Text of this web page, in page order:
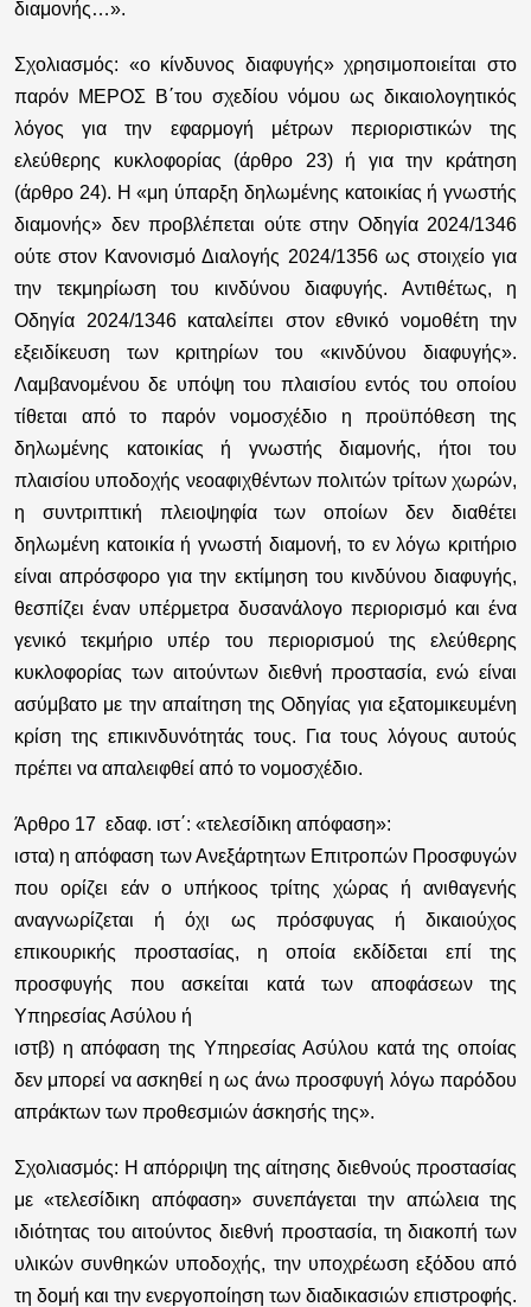
διαμονής…».
Σχολιασμός: «ο κίνδυνος διαφυγής» χρησιμοποιείται στο
παρόν ΜΕΡΟΣ Β΄του σχεδίου νόμου ως δικαιολογητικός
λόγος για την εφαρμογή μέτρων περιοριστικών της
ελεύθερης κυκλοφορίας (άρθρο 23) ή για την κράτηση
(άρθρο 24). Η «μη ύπαρξη δηλωμένης κατοικίας ή γνωστής
διαμονής» δεν προβλέπεται ούτε στην Οδηγία 2024/1346
ούτε στον Κανονισμό Διαλογής 2024/1356 ως στοιχείο για
την τεκμηρίωση του κινδύνου διαφυγής. Αντιθέτως, η
Οδηγία 2024/1346 καταλείπει στον εθνικό νομοθέτη την
εξειδίκευση των κριτηρίων του «κινδύνου διαφυγής».
Λαμβανομένου δε υπόψη του πλαισίου εντός του οποίου
τίθεται από το παρόν νομοσχέδιο η προϋπόθεση της
δηλωμένης κατοικίας ή γνωστής διαμονής, ήτοι του
πλαισίου υποδοχής νεοαφιχθέντων πολιτών τρίτων χωρών,
η συντριπτική πλειοψηφία των οποίων δεν διαθέτει
δηλωμένη κατοικία ή γνωστή διαμονή, το εν λόγω κριτήριο
είναι απρόσφορο για την εκτίμηση του κινδύνου διαφυγής,
θεσπίζει έναν υπέρμετρα δυσανάλογο περιορισμό και ένα
γενικό τεκμήριο υπέρ του περιορισμού της ελεύθερης
κυκλοφορίας των αιτούντων διεθνή προστασία, ενώ είναι
ασύμβατο με την απαίτηση της Οδηγίας για εξατομικευμένη
κρίση της επικινδυνότητάς τους. Για τους λόγους αυτούς
πρέπει να απαλειφθεί από το νομοσχέδιο.
Άρθρο 17 εδαφ. ιστ΄: «τελεσίδικη απόφαση»:
ιστα) η απόφαση των Ανεξάρτητων Επιτροπών Προσφυγών
που ορίζει εάν ο υπήκοος τρίτης χώρας ή ανιθαγενής
αναγνωρίζεται ή όχι ως πρόσφυγας ή δικαιούχος
επικουρικής προστασίας, η οποία εκδίδεται επί της
προσφυγής που ασκείται κατά των αποφάσεων της
Υπηρεσίας Ασύλου ή
ιστβ) η απόφαση της Υπηρεσίας Ασύλου κατά της οποίας
δεν μπορεί να ασκηθεί η ως άνω προσφυγή λόγω παρόδου
απράκτων των προθεσμιών άσκησής της».
Σχολιασμός: Η απόρριψη της αίτησης διεθνούς προστασίας
με «τελεσίδικη απόφαση» συνεπάγεται την απώλεια της
ιδιότητας του αιτούντος διεθνή προστασία, τη διακοπή των
υλικών συνθηκών υποδοχής, την υποχρέωση εξόδου από
τη δομή και την ενεργοποίηση των διαδικασιών επιστροφής.